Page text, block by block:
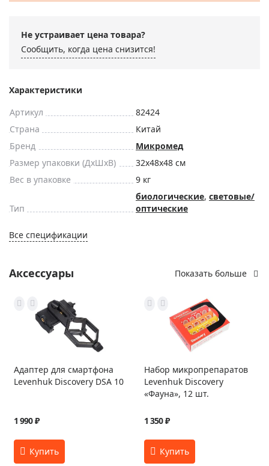
Не устраивает цена товара?
Сообщить, когда цена снизится!
Характеристики
Артикул
82424
Страна
Китай
Бренд
Микромед
Размер упаковки (ДxШxВ)
32x48x48 см
Вес в упаковке
9 кг
Тип
биологические, световые/
оптические
Все спецификации
Аксессуары Показать больше
Адаптер для смартфона
Levenhuk Discovery DSA 10
1 990 ₽
Набор микропрепаратов
Levenhuk Discovery
«Фауна», 12 шт.
1 350 ₽